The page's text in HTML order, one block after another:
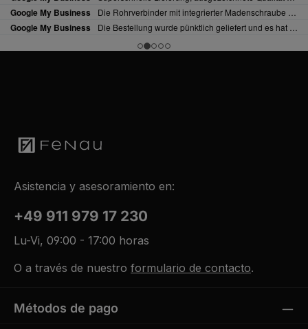
Asistencia y asesoramiento en:
+49 911 979 17 230
Lu-Vi, 09:00 - 17:00 horas
O a través de nuestro formulario de contacto.
Métodos de pago